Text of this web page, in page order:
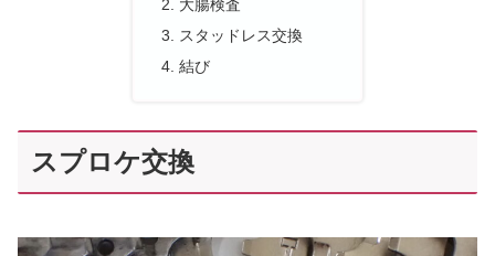
大腸検査
スタッドレス交換
結び
スプロケ交換